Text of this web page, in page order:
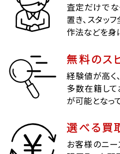
査定だけでな
置き、スタッ
作法などを身
無料のス
経験値が高く
多数在籍して
が可能となっ
選べる買
お客様のニー